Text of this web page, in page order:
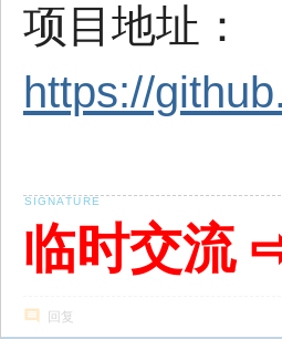
项目地址：
https://
临时交流
回复